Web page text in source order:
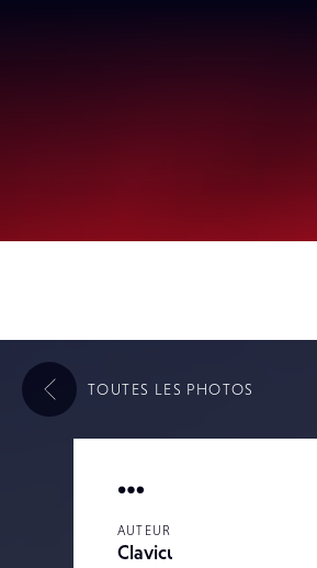
…
AUTEUR
Clavicule-pics
TOUTES LES PHOTOS